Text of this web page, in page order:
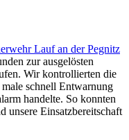
Lauf an der Pegnitz
zur ausgelösten
Wir kontrollierten die
schnell Entwarnung
handelte. So konnten
unsere Einsatzbereitschaft